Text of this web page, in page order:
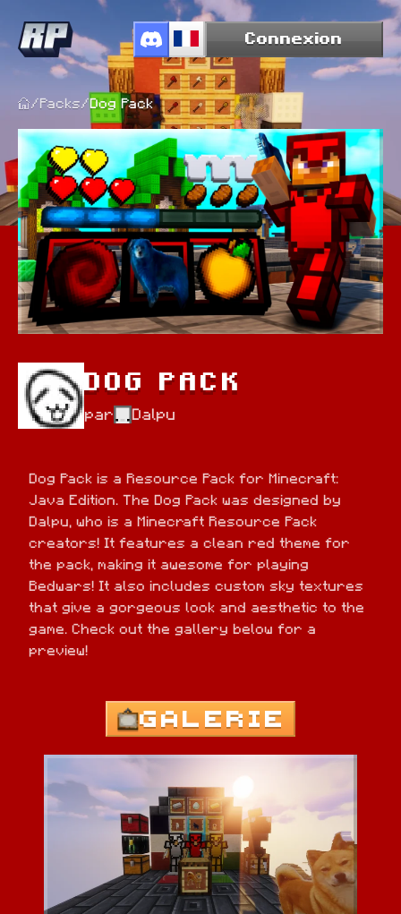
Connexion
/ Packs/Dog Pack
DOG PACK
par Dalpu
Dog Pack is a Resource Pack for Minecraft:
Java Edition. The Dog Pack was designed by
Dalpu, who is a Minecraft Resource Pack
creators! It features a clean red theme for
the pack, making it awesome for playing
Bedwars! It also includes custom sky textures
that give a gorgeous look and aesthetic to the
game. Check out the gallery below for a
preview!
GALERIE